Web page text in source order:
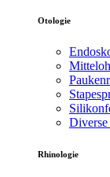
Otologie
Rhinologie